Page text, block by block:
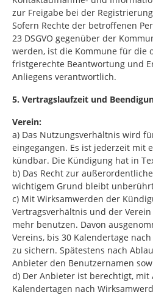
zur Freigabe bei der
Sofern Rechte der betroffenen
23 DSGVO gegenüber der
werden, ist die Kommune für die
fristgerechte Beantwortung und
Anliegens verantwortlich.
5. Vertragslaufzeit und
Verein:
a) Das Nutzungsverhältnis wird
eingegangen. Es ist jederzeit mit
kündbar. Die Kündigung hat in
b) Das Recht zur
wichtigem Grund bleibt
c) Mit Wirksamwerden der
Vertragsverhältnis und der
mehr benutzen. Davon
Vereins, bis 30 Kalendertage
zu sichern. Spätestens nach
Anbieter den Benutzernamen
d) Der Anbieter ist berechtigt, mit
Kalendertagen nach